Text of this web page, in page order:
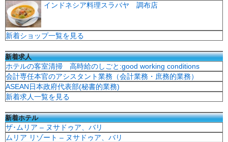
インドネシア料理スラバヤ 調布店
新着ショップ一覧を見る
新着求人
ホテルの客室清掃 高時給のしごと:good working conditions
会計専任本官のアシスタント業務（会計業務・庶務的業務）
ASEAN日本政府代表部(秘書的業務)
新着求人一覧を見る
新着ホテル
ザ･ムリア – ヌサドゥア、バリ
ムリア リゾート – ヌサドゥア、バリ